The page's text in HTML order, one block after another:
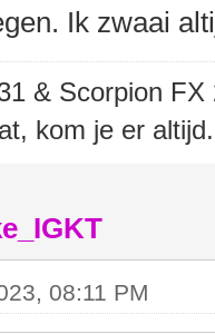
Ik zwaai
& Scorpion
kom je er
08:11 PM